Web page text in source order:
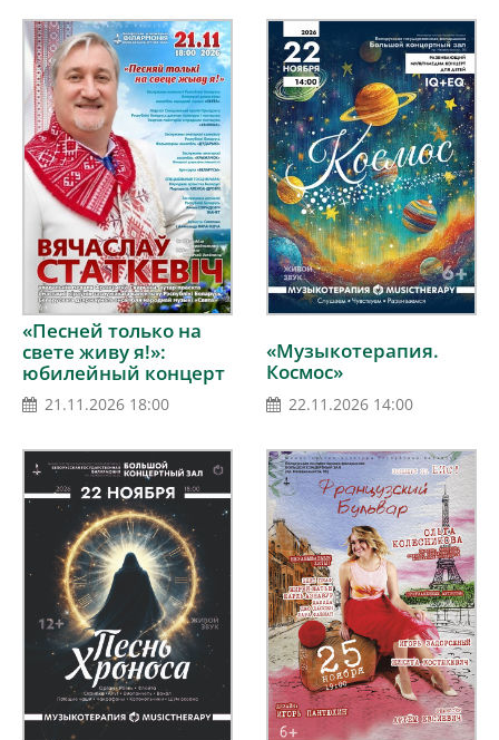
народный оркестр
Республики Беларусь
им. И.И.Жиновича
«Песней только на
свете живу я!»:
юбилейный концерт
Вячеслава
Статкевича
21.11.2026 18:00
«Музыкотерапия.
Космос»
22.11.2026 14:00